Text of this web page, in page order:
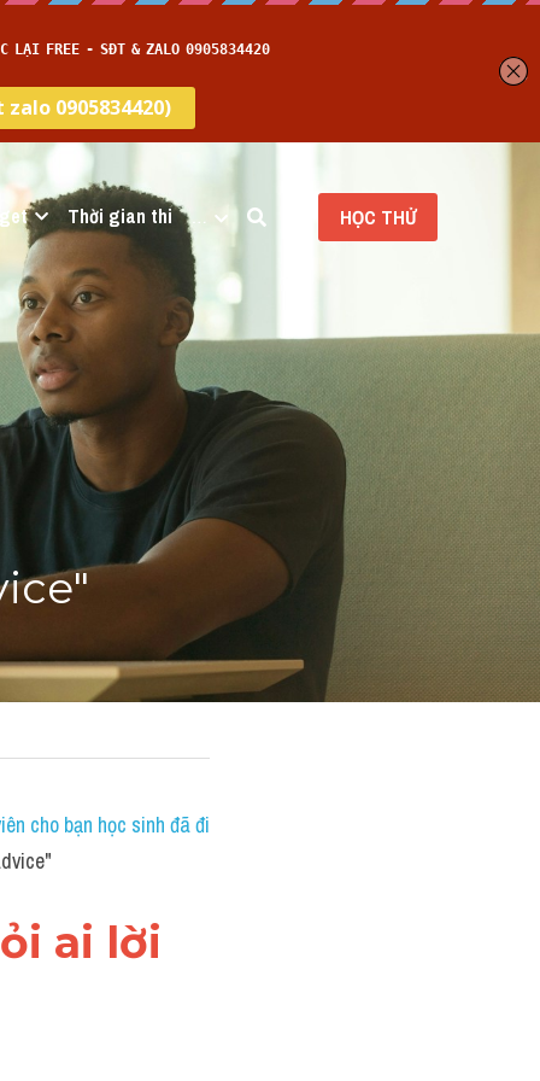
Thời gian thi … HỌC THỬ
cho bạn học sinh đã đi
ai lời